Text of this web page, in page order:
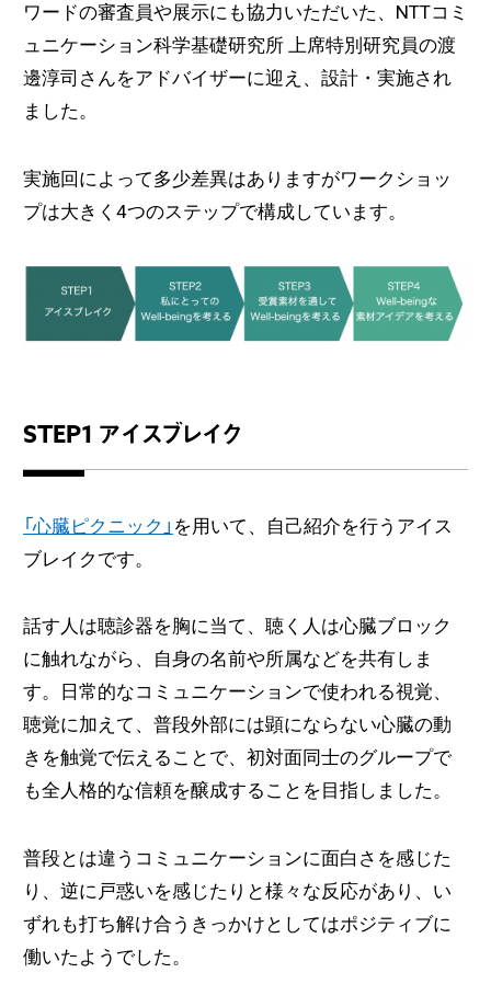
ワードの審査員や展示にも協力いただいた、NTTコミ
ュニケーション科学基礎研究所 上席特別研究員の渡
邊淳司さんをアドバイザーに迎え、設計・実施され
ました。
実施回によって多少差異はありますがワークショッ
プは大きく4つのステップで構成しています。
STEP1 アイスブレイク
「心臓ピクニック」 を用いて、自己紹介を行うアイス
ブレイクです。
話す人は聴診器を胸に当て、聴く人は心臓ブロック
に触れながら、自身の名前や所属などを共有しま
す。日常的なコミュニケーションで使われる視覚、
聴覚に加えて、普段外部には顕にならない心臓の動
きを触覚で伝えることで、初対面同士のグループで
も全人格的な信頼を醸成することを目指しました。
普段とは違うコミュニケーションに面白さを感じた
り、逆に戸惑いを感じたりと様々な反応があり、い
ずれも打ち解け合うきっかけとしてはポジティブに
働いたようでした。